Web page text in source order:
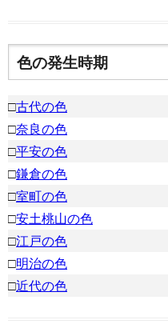
色の発生時期
□古代の色
□奈良の色
□平安の色
□鎌倉の色
□室町の色
□安土桃山の色
□江戸の色
□明治の色
□近代の色